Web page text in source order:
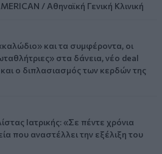
/ Αθηναϊκή Γενική Κλινική
και τα συμφέροντα, οι
στα δάνεια, νέο deal
ο διπλασιασμός των κερδών της
Ιατρικής: «Σε πέντε χρόνια
που αναστέλλει την εξέλιξη του